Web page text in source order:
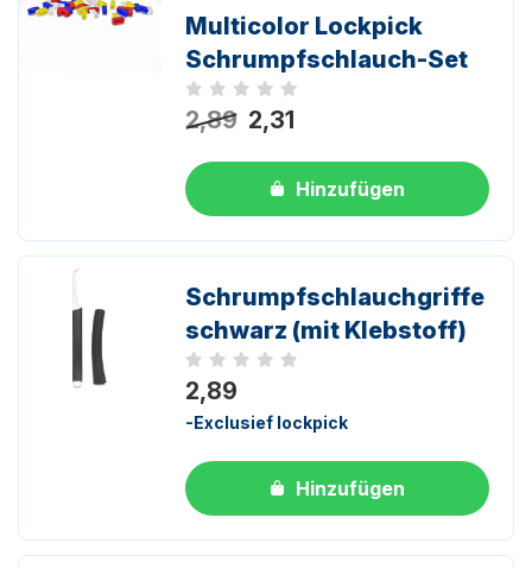
Multicolor Lockpick
Schrumpfschlauch-Set
Noch keine Bewertungen
2,89 2,31
Hinzufügen
Schrumpfschlauchgriffe
schwarz (mit Klebstoff)
Noch keine Bewertungen
2,89
-Exclusief lockpick
Hinzufügen